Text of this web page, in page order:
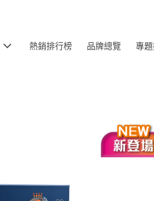
熱銷排行榜 品牌總覽 專